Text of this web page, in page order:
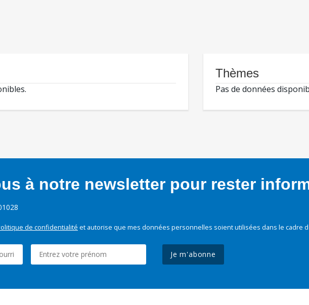
Thèmes
Pas de données
à notre newsletter pour rester
de confidentialité et autorise que mes données personnelles soient utilisées dans le cadre
Je m'abonne